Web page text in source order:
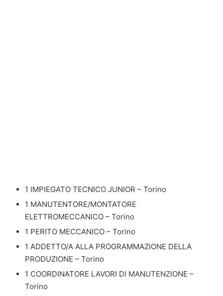
1 IMPIEGATO TECNICO JUNIOR – Torino
1 MANUTENTORE/MONTATORE
ELETTROMECCANICO – Torino
1 PERITO MECCANICO – Torino
1 ADDETTO/A ALLA PROGRAMMAZIONE DELLA
PRODUZIONE – Torino
1 COORDINATORE LAVORI DI MANUTENZIONE –
Torino